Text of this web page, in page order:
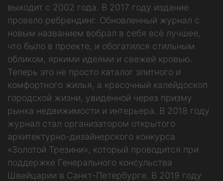
выходит с 2002 года. В 2017 году издание
провело ребрендинг. Обновленный журнал с
новым названием вобрал в себя всё лучшее,
что было в проекте, и обогатился стильным
обликом, яркими идеями и свежей кровью.
Теперь это не просто каталог элитного и
комфортного жилья, а красочный калейдоскоп
городской жизни, увиденной через призму
рынка недвижимости и интерьера. В 2018 году
журнал стал организатором открытого
архитектурно-дизайнерского конкурса
«Золотой Трезини», который проводится при
поддержке Генерального консульства
Швейцарии в Санкт-Петербурге. В 2019 году